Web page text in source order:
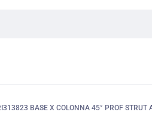
BASE X COLONNA 45° PROF STRUT